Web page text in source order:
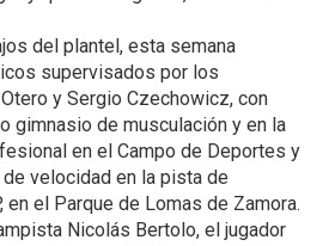
del plantel, esta semana
supervisados por los
y Sergio Czechowicz, con
gimnasio de musculación y en la
en el Campo de Deportes y
velocidad en la pista de
el Parque de Lomas de Zamora.
Nicolás Bertolo, el jugador